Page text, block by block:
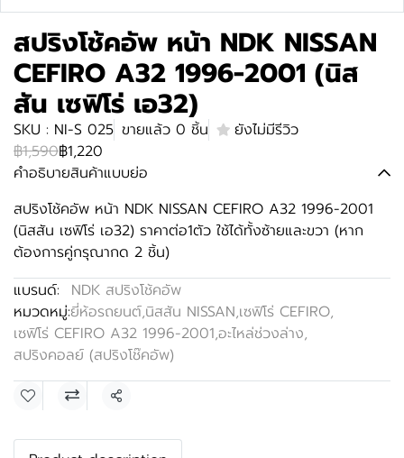
สปริงโช้คอัพ หน้า NDK NISSAN
CEFIRO A32 1996-2001 (นิส
สัน เซฟิโร่ เอ32)
SKU : NI-S 025 ขายแล้ว 0 ชิ้น
ยังไม่มีรีวิว
฿1,590฿1,220
คำอธิบายสินค้าแบบย่อ
สปริงโช้คอัพ หน้า NDK NISSAN CEFIRO A32 1996-2001
(นิสสัน เซฟิโร่ เอ32) ราคาต่อ1ตัว ใช้ได้ทั้งซ้ายและขวา (หาก
ต้องการคู่กรุณากด 2 ชิ้น)
แบรนด์:
NDK สปริงโช้คอัพ
หมวดหมู่:ยี่ห้อรถยนต์,นิสสัน NISSAN,เซฟิโร่ CEFIRO,
เซฟิโร่ CEFIRO A32 1996-2001,อะไหล่ช่วงล่าง,
สปริงคอลย์ (สปริงโช๊คอัพ)
แชร์